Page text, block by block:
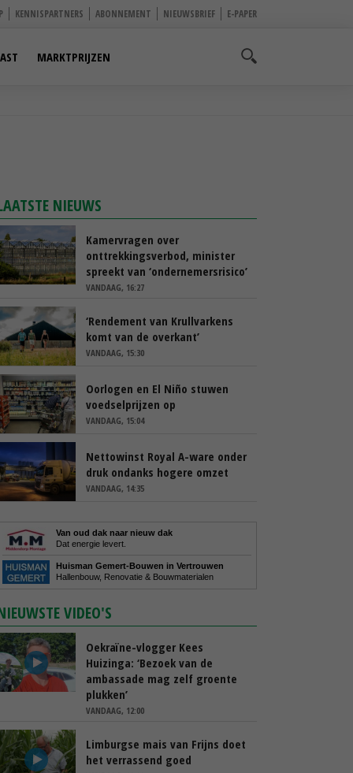
KENNISPARTNERS ABONNEMENT NIEUWSBRIEF E-PAPER
MARKTPRIJZEN
NIEUWS
Kamervragen over
onttrekkingsverbod, minister
spreekt van ‘ondernemersrisico’
VANDAAG, 16:27
‘Rendement van Krullvarkens
komt van de overkant’
VANDAAG, 15:30
Oorlogen en El Niño stuwen
voedselprijzen op
VANDAAG, 15:04
Nettowinst Royal A-ware onder
druk ondanks hogere omzet
VANDAAG, 14:35
Van oud dak naar nieuw dak
Dat energie levert.
Huisman Gemert-Bouwen in Vertrouwen
Hallenbouw, Renovatie & Bouwmaterialen
VIDEO'S
Oekraïne-vlogger Kees
Huizinga: ‘Bezoek van de
ambassade mag zelf groente
plukken’
VANDAAG, 12:00
Limburgse mais van Frijns doet
het verrassend goed